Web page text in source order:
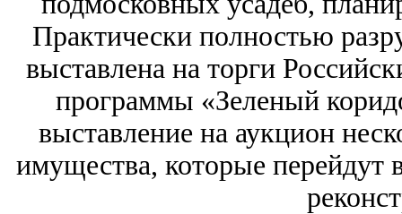
Практически полностью
выставлена на торги
программы «Зеленый
выставление на аукцион
имущества, которые перейдут